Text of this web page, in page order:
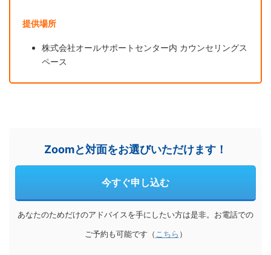
提供場所
株式会社オールサポートセンター内 カウンセリングス
ペース
Zoomと対面をお選びいただけます！
今すぐ申し込む
あなたのためだけのアドバイスを手にしたい方は是非。お電話での
ご予約も可能です（ こちら ）